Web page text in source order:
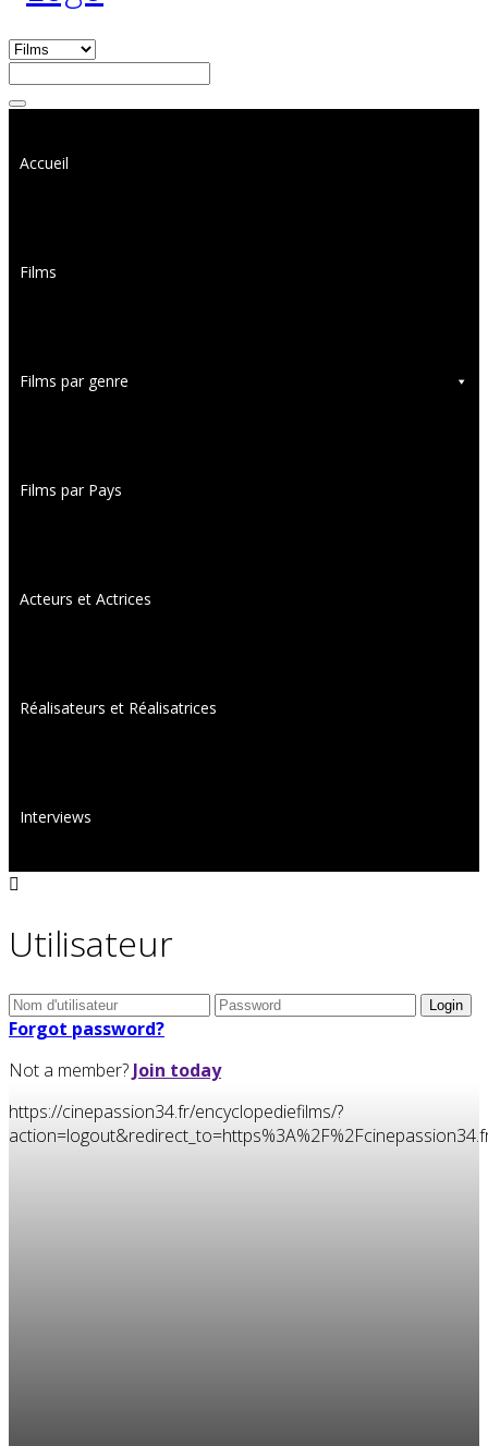
Accueil
Films
Films par genre
Films par Pays
Acteurs et Actrices
Réalisateurs et Réalisatrices
Interviews
Utilisateur
Forgot password?
Not a member? Join today
https://cinepassion34.fr/encyclopediefilms/?